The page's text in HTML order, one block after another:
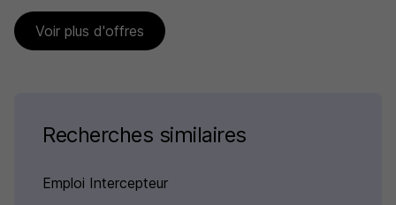
Voir plus d'offres
Recherches similaires
Emploi Intercepteur